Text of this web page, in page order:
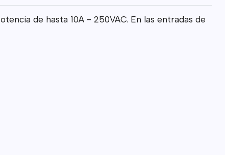
de hasta 10A - 250VAC. En las entradas de